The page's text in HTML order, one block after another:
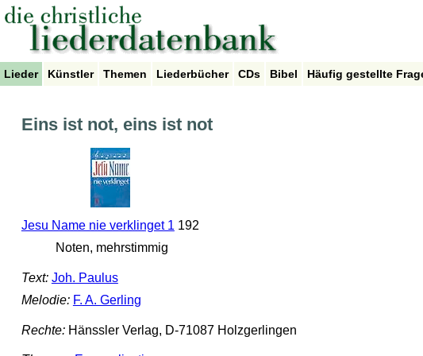
Lieder Künstler Themen Liederbücher CDs Bibel Häufig gestellte
Eins ist not, eins ist not
Jesu Name nie verklinget 1192
Noten, mehrstimmig
Text: Joh. Paulus
Melodie: F. A. Gerling
Rechte:Hänssler Verlag, D-71087 Holzgerlingen